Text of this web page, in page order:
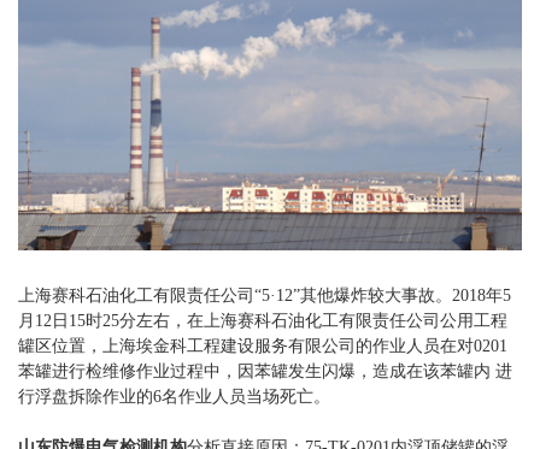
上海赛科石油化工有限责任公司“5·12”其他爆炸较大事故。2018年5
月12日15时25分左右，在上海赛科石油化工有限责任公司公用工程
罐区位置，上海埃金科工程建设服务有限公司的作业人员在对0201
苯罐进行检维修作业过程中，因苯罐发生闪爆，造成在该苯罐内 进
行浮盘拆除作业的6名作业人员当场死亡。